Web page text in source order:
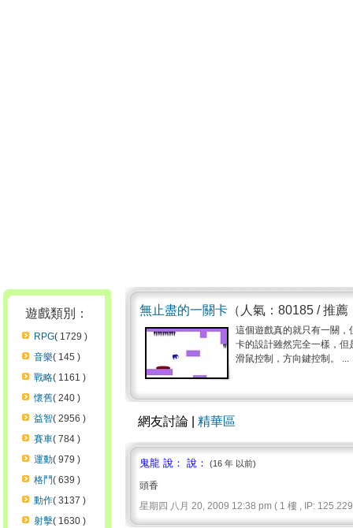
遊戲類別：
RPG( 1729 )
音樂( 145 )
戰略( 1161 )
懷舊( 240 )
益智( 2956 )
賽車( 784 )
運動( 979 )
格鬥( 639 )
動作( 3137 )
射擊( 1630 )
無止盡的一關卡 （人氣：80185 / 推
這個遊戲真的就只有一關
卡的設計雖然完全一樣，
滑鼠控制，方向鍵控制。 ...
網友討論 | 精華區
鬼龍 說： 說： (16 年 以前)
頭香
星期四 八月 20, 2009 12:38 pm ( 1 樓 , IP: